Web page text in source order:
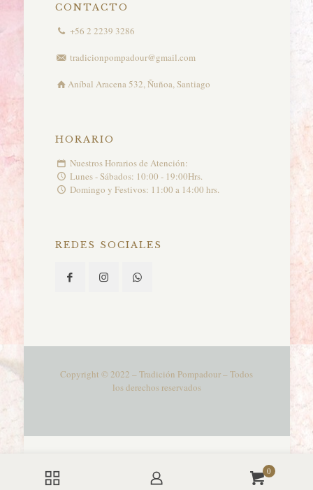
CONTACTO
+56 2 2239 3286
tradicionpompadour@gmail.com
Aníbal Aracena 532, Ñuñoa, Santiago
HORARIO
Nuestros Horarios de Atención:
Lunes - Sábados: 10:00 - 19:00Hrs.
Domingo y Festivos: 11:00 a 14:00 hrs.
REDES SOCIALES
Copyright © 2022 – Tradición Pompadour – Todos
los derechos reservados
0